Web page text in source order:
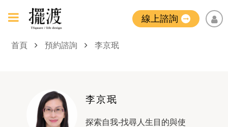
線上諮詢
首頁 預約諮詢 李京珉
李京珉
探索自我-找尋人生目的與使